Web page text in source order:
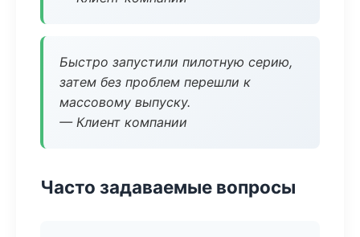
Быстро запустили пилотную серию,
затем без проблем перешли к
массовому выпуску.
— Клиент компании
Часто задаваемые вопросы